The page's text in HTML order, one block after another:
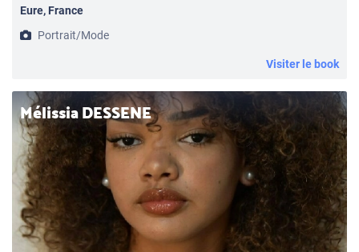
Eure, France
Portrait/Mode
Visiter le book
Mélissia DESSENE